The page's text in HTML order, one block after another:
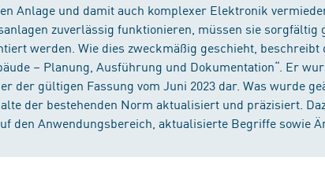
Anlage und damit auch komplexer Elektronik
zuverlässig funktionieren, müssen sie sorgfältig
werden. Wie dies zweckmäßig geschieht,
– Planung, Ausführung und Dokumentation“. Er
der gültigen Fassung vom Juni 2023 dar. Was wurde
der bestehenden Norm aktualisiert und präzisiert.
den Anwendungsbereich, aktualisierte Begriffe sowie